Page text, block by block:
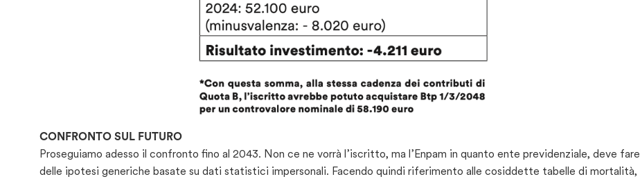
CONFRONTO SUL FUTURO
Proseguiamo adesso il confronto fino al 2043. Non ce ne vorrà l’iscritto, ma l’Enpam in quanto ente previdenziale, deve fare
delle ipotesi generiche basate su dati statistici impersonali. Facendo quindi riferimento alle cosiddette tabelle di mortalità,